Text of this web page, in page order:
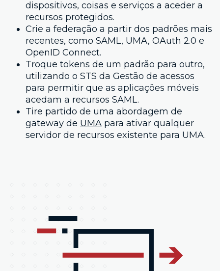
dispositivos, coisas e serviços a aceder a
recursos protegidos.
Crie a federação a partir dos padrões mais
recentes, como SAML, UMA, OAuth 2.0 e
OpenID Connect.
Troque tokens de um padrão para outro,
utilizando o STS da Gestão de acessos
para permitir que as aplicações móveis
acedam a recursos SAML.
Tire partido de uma abordagem de
gateway de UMA para ativar qualquer
servidor de recursos existente para UMA.